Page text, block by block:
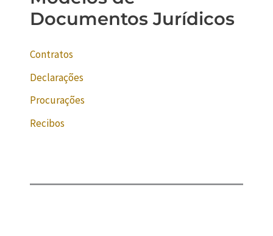
Documentos Jurídicos
Contratos
Declarações
Procurações
Recibos